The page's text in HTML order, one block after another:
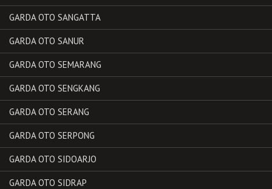
GARDA OTO SANGATTA
GARDA OTO SANUR
GARDA OTO SEMARANG
GARDA OTO SENGKANG
GARDA OTO SERANG
GARDA OTO SERPONG
GARDA OTO SIDOARJO
GARDA OTO SIDRAP